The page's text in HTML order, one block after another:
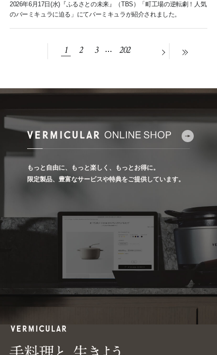
2026年6月17日(水)『ふるさとの未来』（TBS）「町工場の逆転劇！人気
のバーミキュラに迫る」にてバーミキュラが紹介されました。
1 2 3 202
もっと自由に、もっと楽しく、もっとお得に。
限定製品、豊富なサービスや特典をご提供しています。